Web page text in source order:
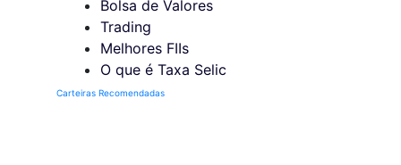
Bolsa de Valores
Trading
Melhores FIIs
O que é Taxa Selic
Carteiras Recomendadas